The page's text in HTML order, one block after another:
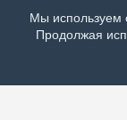
МЫ В СОЦСЕТЯХ
Мы используем
Продолжая